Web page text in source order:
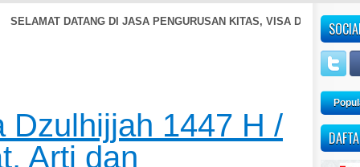
| JASA PASPOR RUSAK |
KITAS | JASA
PASPOR | JASA PEMBUATAN
DATANG DI JASA PENGURUSAN KITAS, VISA DAN JASA
Dzulhijjah 1447 H /
Arti dan